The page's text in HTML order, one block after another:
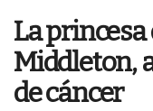
La princesa
Middleton,
de cáncer